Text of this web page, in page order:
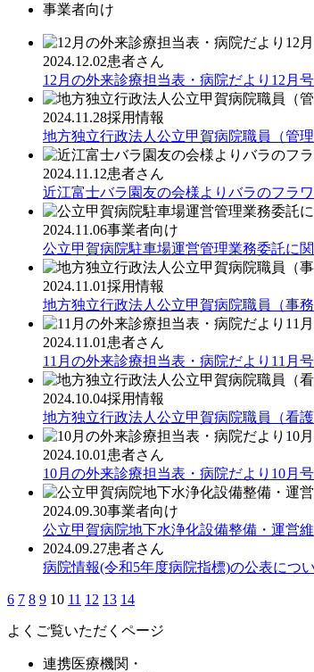
事業者向け
2024.12.02患者さん
12月の外来診療担当表・病院だより12月
2024.11.28採用情報
地方独立行政法人公立甲賀病院職員（管
2024.11.12患者さん
近江富士バラ園友の会様よりバラのフラ
2024.11.06事業者向け
公立甲賀病院駐車場運営管理業務委託に
2024.11.01採用情報
地方独立行政法人公立甲賀病院職員（事
2024.11.01 患者さん
11月の外来診療担当表・病院だより11月
2024.10.04採用情報
地方独立行政法人公立甲賀病院職員（看
2024.10.01 患者さん
10月の外来診療担当表・病院だより10月
2024.09.30事業者向け
公立甲賀病院地下水浄化設備整備・運営
2024.09.27患者さん
病院情報(令和5年度病院指標)の公表につ
6 7 8 9 10 11 12 13 14
よくご覧いただくページ
連携医療機関・